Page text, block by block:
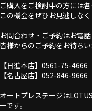
ご購入をご検討中の方には
この機会をぜひお見逃しなく
お問合わせ・ご予約はお電話
皆様からのご予約をお待ちい
【日進本店】0561-75-4666
【名古屋店】052-846-9666
オートプレステージは
ーです。